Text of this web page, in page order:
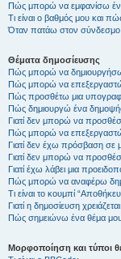
Πώς μπορώ να εμφανίσω
Τι είναι ο βαθμός μου και
Όταν πατάω στον σύνδεσμο
Θέματα δημοσίευσης
Πώς μπορώ να
Πώς μπορώ να
Πώς προσθέτω μια
Πώς δημιουργώ ένα
Γιατί δεν μπορώ να
Πώς μπορώ να
Γιατί δεν έχω πρόσβαση σε
Γιατί δεν μπορώ να
Γιατί έχω λάβει μια
Πώς μπορώ να αναφέρω
Τι είναι το κουμπί
Γιατί η δημοσίευση
Πώς σημειώνω ένα θέμα
Μορφοποίηση και τύποι